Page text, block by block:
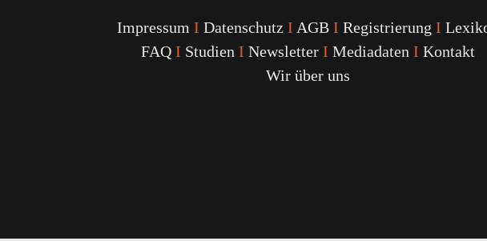
Impressum I Datenschutz I AGB I Registrierung I
FAQ I Studien I Newsletter I Mediadaten I Kontakt
Wir über uns